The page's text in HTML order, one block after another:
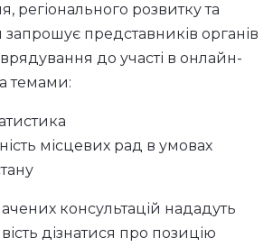
регіонального розвитку та
запрошує представників органів
до участі в онлайн-
темами:
місцевих рад в умовах
консультацій нададуть
дізнатися про позицію